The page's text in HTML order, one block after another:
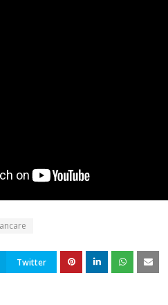
Twitter